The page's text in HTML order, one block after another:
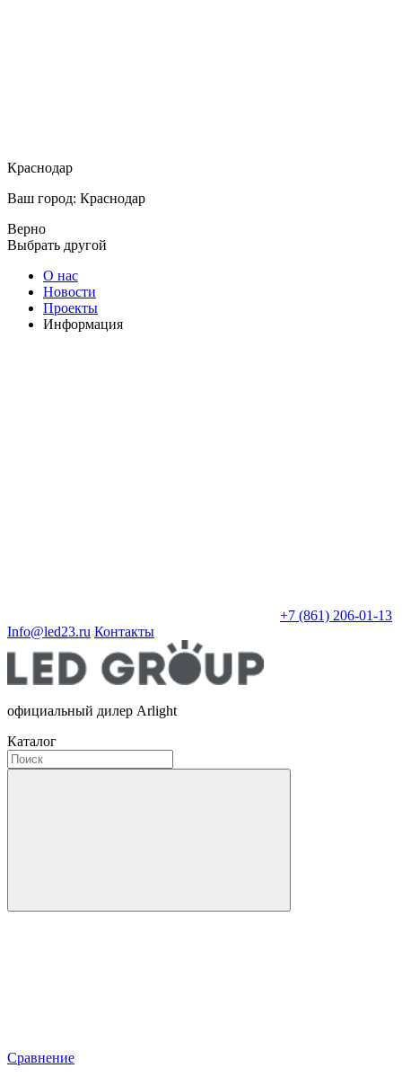
Краснодар
Ваш город: Краснодар
Верно
Выбрать другой
О нас
Новости
Проекты
Информация
+7 (861) 206-01-13
Info@led23.ru Контакты
официальный дилер Arlight
Каталог
Сравнение